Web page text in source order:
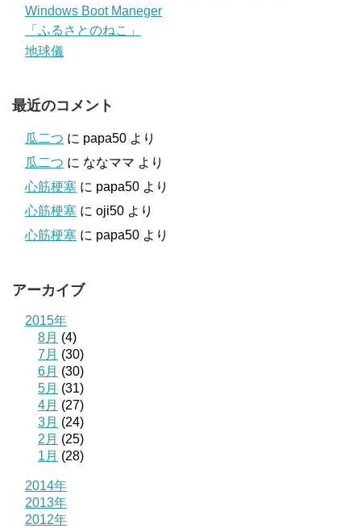
Windows Boot Maneger
「ふるさとのねこ」
地球儀
最近のコメント
瓜二つ に papa50 より
瓜二つ に ななママ より
心筋梗塞 に papa50 より
心筋梗塞 に oji50 より
心筋梗塞 に papa50 より
アーカイブ
2015年
8月 (4)
7月 (30)
6月 (30)
5月 (31)
4月 (27)
3月 (24)
2月 (25)
1月 (28)
2014年
2013年
2012年